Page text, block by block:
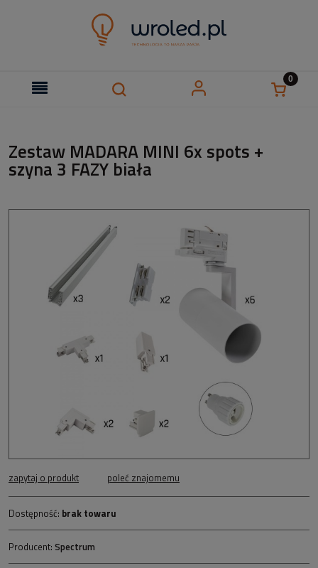
Zestaw MADARA MINI 6x spots +
szyna 3 FAZY biała
zapytaj o produkt poleć znajomemu
Dostępność: brak towaru
Producent: Spectrum